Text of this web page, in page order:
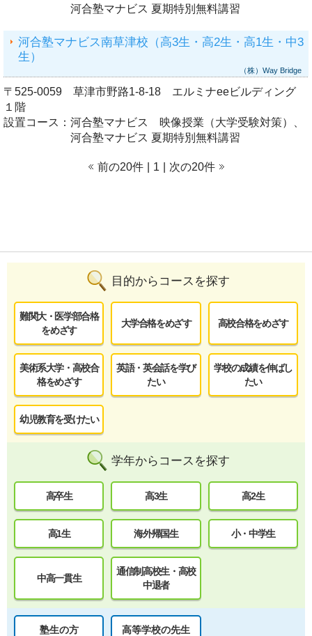
河合塾マナビス 夏期特別無料講習
河合塾マナビス南草津校（高3生・高2生・高1生・中3
生）
（株）Way Bridge
〒525-0059 草津市野路1-8-18 エルミナeeビルディング
１階
設置コース： 河合塾マナビス 映像授業（大学受験対策）、
河合塾マナビス 夏期特別無料講習
前の20件 1 次の20件
目的からコースを探す
難関大・医学部合格
をめざす
大学合格をめざす 高校合格をめざす
美術系大学・高校合
格をめざす
英語・英会話を学び
たい
学校の成績を伸ばし
たい
幼児教育を受けたい
学年からコースを探す
高卒生 高3生 高2生
高1生 海外帰国生 小・中学生
中高一貫生
通信制高校生・高校
中退者
塾生の方 高等学校の先生